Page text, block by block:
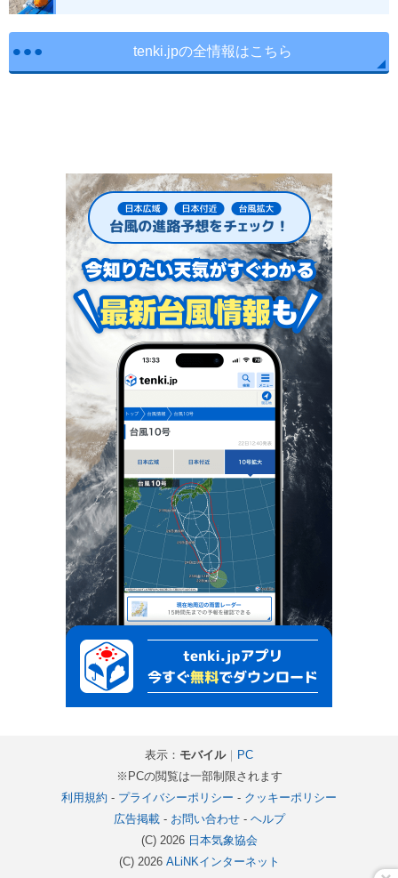
tenki.jpの全情報はこちら
表示： モバイル｜
PC
※PCの閲覧は一部制限されます
利用規約 - プライバシーポリシー - クッキーポリシー
広告掲載- お問い合わせ- ヘルプ
(C) 2026 日本気象協会
(C) 2026 ALiNKインターネット